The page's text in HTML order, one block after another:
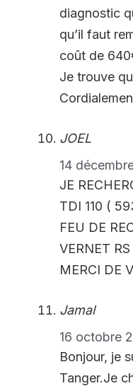
diagnostic
qu’il faut
coût de
Je trouve
JOEL
14
JE
TDI 110 (
FEU DE
VERNET
MERCI DE
Jamal
16 octobre
Bonjour, je
Tanger.Je